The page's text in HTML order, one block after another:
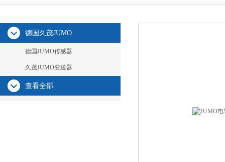
德国久茂JUMO
德国JUMO传感器
久茂JUMO变送器
查看全部